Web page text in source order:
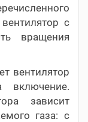
с
вращения
вентилятор
включение.
зависит
газа: с